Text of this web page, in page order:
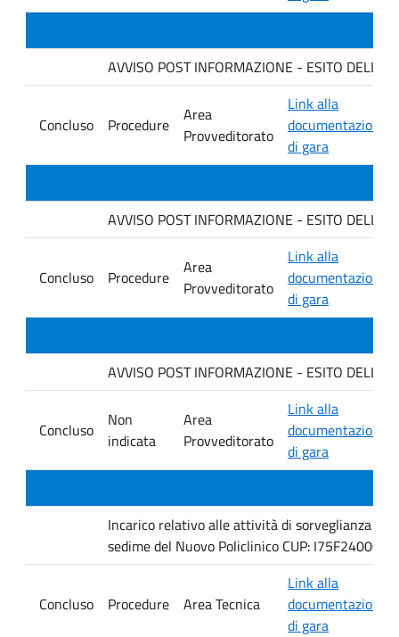
AVVISO POST INFORMAZIONE - ESITO DELLA
Concluso Procedure
Area
Provveditorato
Link alla
documentazione
di gara
AVVISO POST INFORMAZIONE - ESITO DELLA
Concluso Procedure
Area
Provveditorato
Link alla
documentazione
di gara
AVVISO POST INFORMAZIONE - ESITO
Concluso
Non
indicata
Area
Provveditorato
Link alla
documentazione
di gara
Incarico relativo alle attività di sorveglianza e
sedime del Nuovo Policlinico CUP:
Concluso Procedure Area Tecnica
Link alla
documentazione
di gara